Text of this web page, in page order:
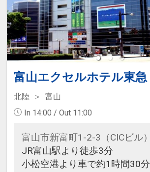
富山エクセルホテル東急
北陸
富山
In 14:00 / Out 11:00
富山市新富町1-2-3（CICビル）
JR富山駅より徒歩3分
小松空港より車で約1時間30分